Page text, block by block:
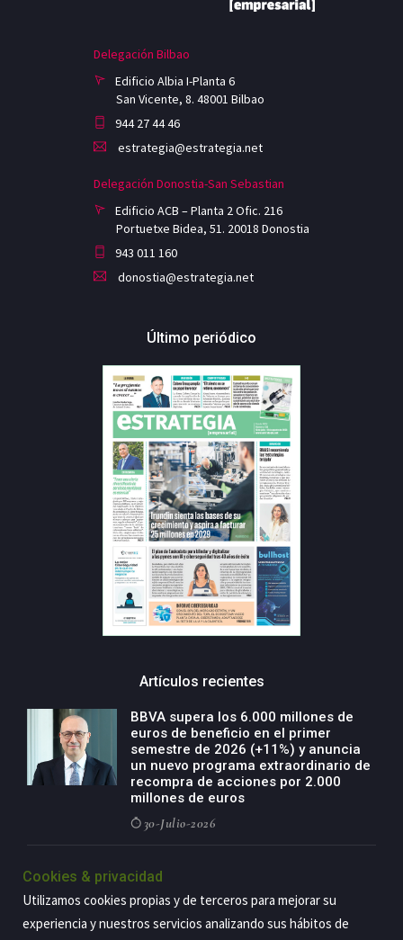
Delegación Bilbao
Edificio Albia I-Planta 6
San Vicente, 8. 48001 Bilbao
944 27 44 46
estrategia@estrategia.net
Delegación Donostia-San Sebastian
Edificio ACB – Planta 2 Ofic. 216
Portuetxe Bidea, 51. 20018 Donostia
943 011 160
donostia@estrategia.net
Último periódico
Artículos recientes
BBVA supera los 6.000 millones de
euros de beneficio en el primer
semestre de 2026 (+11%) y anuncia
un nuevo programa extraordinario de
recompra de acciones por 2.000
millones de euros
30-Julio-2026
BBVA acelera el crecimiento de su
negocio agro con un modelo global
de especialización presente en siete
Cookies & privacidad
Utilizamos cookies propias y de terceros para mejorar su
experiencia y nuestros servicios analizando sus hábitos de